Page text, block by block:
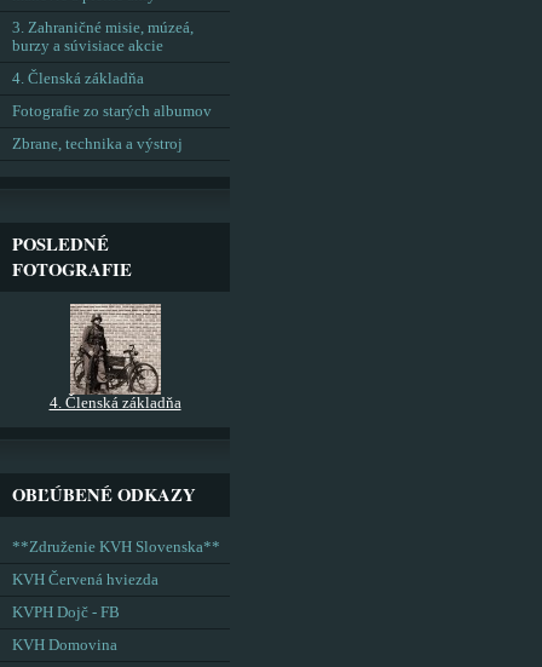
3. Zahraničné misie, múzeá,
burzy a súvisiace akcie
4. Členská základňa
Fotografie zo starých albumov
Zbrane, technika a výstroj
POSLEDNÉ
FOTOGRAFIE
4. Členská základňa
OBĽÚBENÉ ODKAZY
**Združenie KVH Slovenska**
KVH Červená hviezda
KVPH Dojč - FB
KVH Domovina